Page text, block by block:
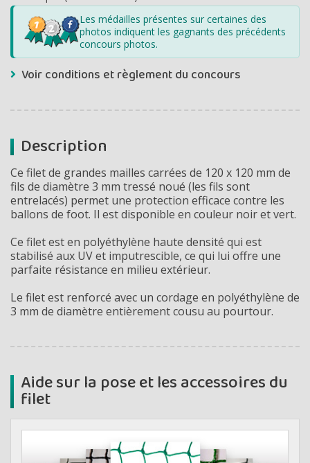
Les médailles présentes sur certaines des
photos indiquent les gagnants des précédents
concours photos.
Voir conditions et règlement du concours
Description
Ce filet de grandes mailles carrées de 120 x 120 mm de
fils de diamètre 3 mm tressé noué (les fils sont
entrelacés) permet une protection efficace contre les
ballons de foot. Il est disponible en couleur noir et vert.
Ce filet est en polyéthylène haute densité qui est
stabilisé aux UV et imputrescible, ce qui lui offre une
parfaite résistance en milieu extérieur.
Le filet est renforcé avec un cordage en polyéthylène de
3 mm de diamètre entièrement cousu au pourtour.
Aide sur la pose et les accessoires du
filet